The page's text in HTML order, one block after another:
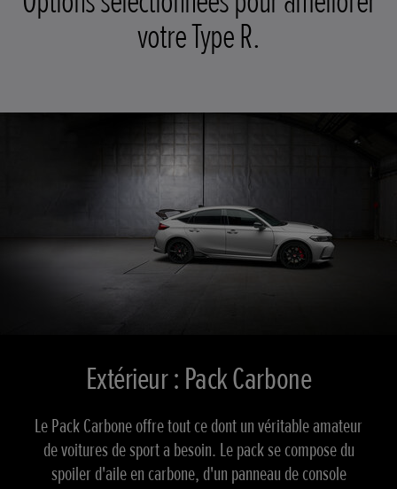
votre Type R.
Extérieur : Pack Carbone
Le Pack Carbone offre tout ce dont un véritable amateur
de voitures de sport a besoin. Le pack se compose du
spoiler d'aile en carbone, d'un panneau de console